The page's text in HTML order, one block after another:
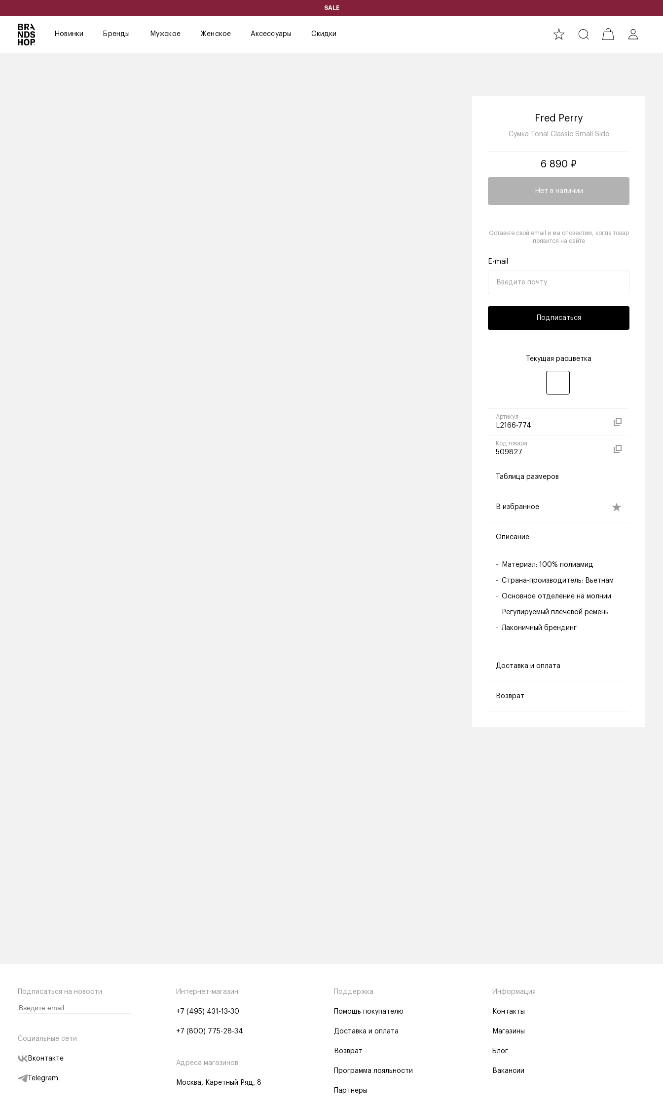
SALE
Новинки Бренды Мужское Женское Аксессуары Скидки
Fred Perry
Сумка Tonal Classic Small Side
6 890 ₽
Нет в наличии
Оставьте свой email и мы оповестим, когда товар
появится на сайте
E-mail
Подписаться
Текущая расцветка
Артикул
L2166-774
Код товара
509827
Таблица размеров
В избранное
Описание
Материал: 100% полиамид
Страна-производитель: Вьетнам
Основное отделение на молнии
Регулируемый плечевой ремень
Лаконичный брендинг
Доставка и оплата
Возврат
Подписаться на новости
Социальные сети
Вконтакте
Telegram
Интернет-магазин
+7 (495) 431-13-30
+7 (800) 775-28-34
Адреса магазинов
Москва, Каретный Ряд, 8
Поддержка
Помощь покупателю
Доставка и оплата
Возврат
Программа лояльности
Партнеры
Информация
Контакты
Магазины
Блог
Вакансии